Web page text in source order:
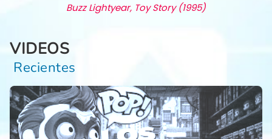
Buzz Lightyear, Toy Story (1995)
VIDEOS
Recientes